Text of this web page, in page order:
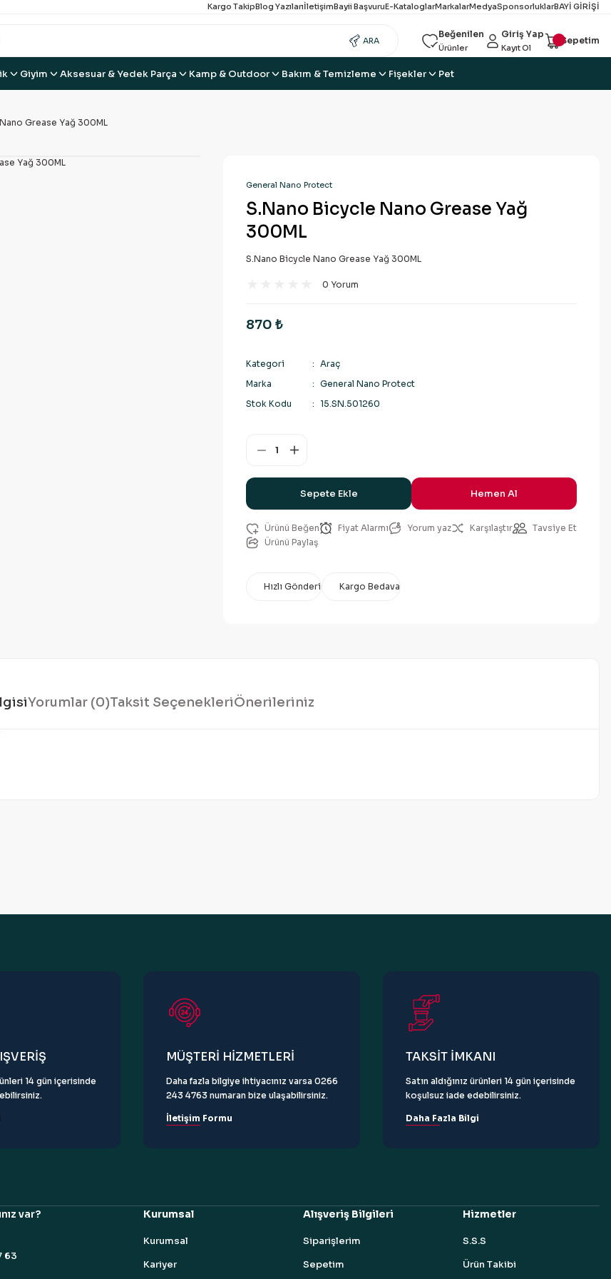
Kargo TakipBlog YazılarıİletişimBayii BaşvuruE-KataloglarMarkalarMedyaSponsorluklarBAYİ GİRİŞİ
ARA
Beğenilen
Ürünler
Giriş Yap
Kayıt Ol
Sepetim
Giyim Aksesuar & Yedek Parça Kamp & Outdoor Bakım & Temizleme Fişekler Pet
Grease Yağ 300ML
General Nano Protect
S.Nano Bicycle Nano Grease Yağ
300ML
S.Nano Bicycle Nano Grease Yağ 300ML
0 Yorum
870 ₺
Kategori
Araç
Marka
General Nano Protect
Stok Kodu
15.SN.501260
Sepete Ekle Hemen Al
Fiyat Alarmı Yorum yaz Karşılaştır
Tavsiye Et
Ürünü Paylaş
Hızlı Gönderi Kargo Bedava
Yorumlar (0)Taksit SeçenekleriÖnerileriniz
14 gün içerisinde
MÜŞTERİ HİZMETLERİ
Daha fazla bilgiye ihtiyacınız varsa 0266
243 4763 numaran bize ulaşabilirsiniz.
İletişim Formu
TAKSİT İMKANI
Satın aldığınız ürünleri 14 gün içerisinde
koşulsuz iade edebilirsiniz.
Daha Fazla Bilgi
var?
63
Kurumsal
Kurumsal
Kariyer
Alışveriş Bilgileri
Siparişlerim
Sepetim
Hizmetler
S.S.S
Ürün Takibi